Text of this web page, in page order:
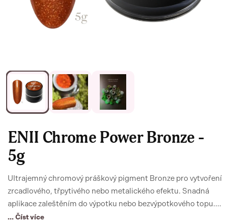
ENII Chrome Power Bronze -
5g
Ultrajemný chromový práškový pigment Bronze pro vytvoření
zrcadlového, třpytivého nebo metalického efektu. Snadná
aplikace zaleštěním do výpotku nebo bezvýpotkového topu.
Vhodný pro gel lak, UV gel, polygel i profesionální nail art. 5g
... Číst více